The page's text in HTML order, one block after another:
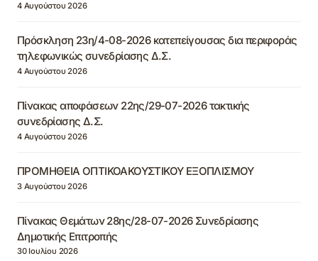
4 Αυγούστου 2026
Πρόσκληση 23η/4-08-2026 κατεπείγουσας δια περιφοράς
τηλεφωνικώς συνεδρίασης Δ.Σ.
4 Αυγούστου 2026
Πίνακας αποφάσεων 22ης/29-07-2026 τακτικής
συνεδρίασης Δ.Σ.
4 Αυγούστου 2026
ΠΡΟΜΗΘΕΙΑ ΟΠΤΙΚΟΑΚΟΥΣΤΙΚΟΥ ΕΞΟΠΛΙΣΜΟΥ
3 Αυγούστου 2026
Πίνακας Θεμάτων 28ης/28-07-2026 Συνεδρίασης
Δημοτικής Επιτροπής
30 Ιουλίου 2026